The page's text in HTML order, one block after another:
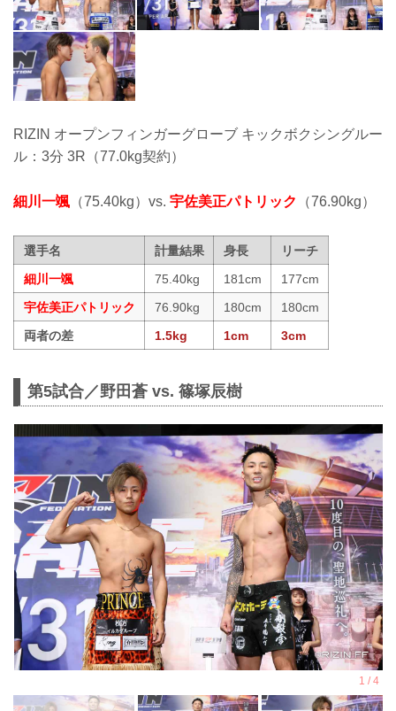
RIZIN オープンフィンガーグローブ キックボクシングルー
ル：3分 3R（77.0kg契約）
細川一颯 （75.40kg）vs. 宇佐美正パトリック （76.90kg）
選手名 計量結果 身長
リーチ
細川一颯
75.40kg 181cm
177cm
宇佐美正パトリック
76.90kg 180cm
180cm
両者の差
1.5kg 1cm 3cm
第5試合／野田蒼 vs. 篠塚辰樹